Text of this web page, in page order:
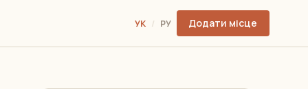
УК / РУ Додати місце